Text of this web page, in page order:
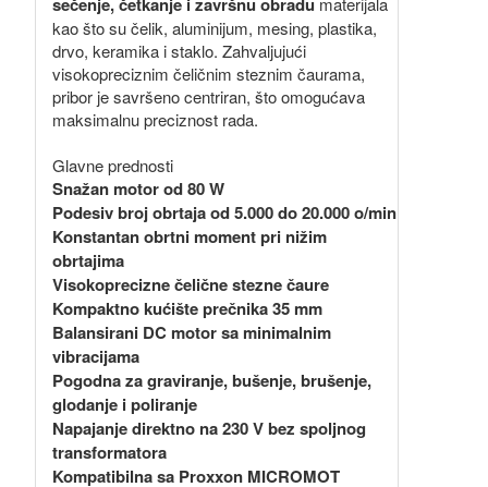
kao što su čelik, aluminijum, mesing, plastika,
drvo, keramika i staklo. Zahvaljujući
visokopreciznim čeličnim steznim čaurama,
pribor je savršeno centriran, što omogućava
maksimalnu preciznost rada.
Glavne prednosti
Snažan motor od 80 W
Podesiv broj obrtaja od 5.000 do 20.000 o/min
Konstantan obrtni moment pri nižim
obrtajima
Visokoprecizne čelične stezne čaure
Kompaktno kućište prečnika 35 mm
Balansirani DC motor sa minimalnim
vibracijama
Pogodna za graviranje, bušenje, brušenje,
glodanje i poliranje
Napajanje direktno na 230 V bez spoljnog
transformatora
Kompatibilna sa Proxxon MICROMOT